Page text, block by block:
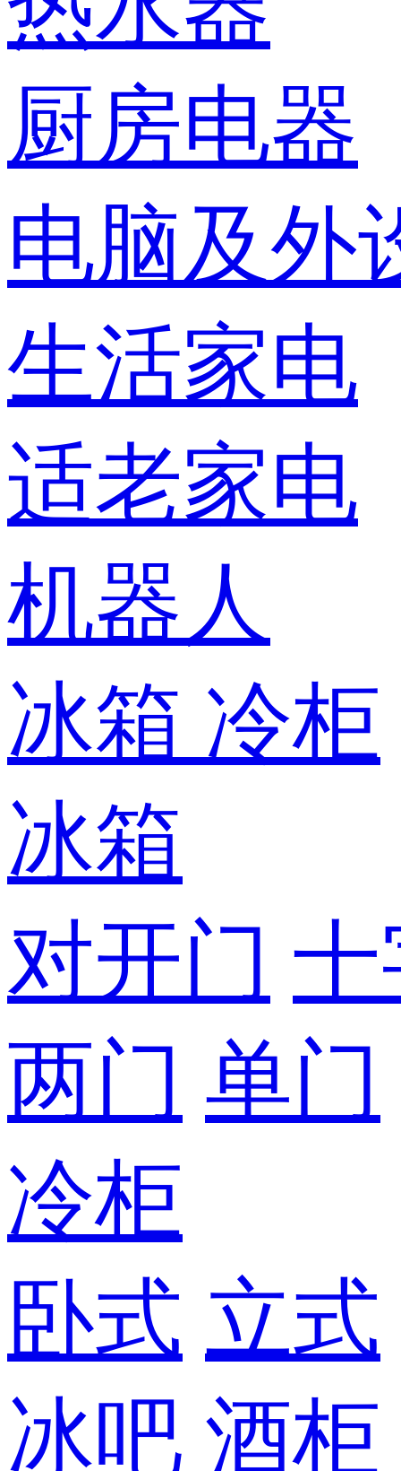
厨房电器
电脑及外
生活家电
适老家电
机器人
冰箱 冷柜
冰箱
对开门
两门 单门
冷柜
卧式 立式
冰吧 酒柜